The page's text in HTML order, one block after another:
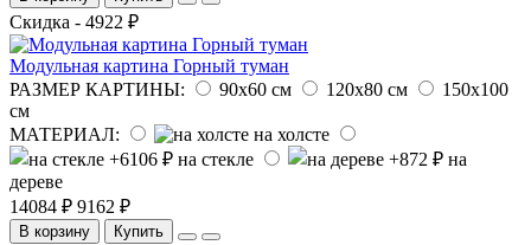
Скидка - 4922 ₽
Модульная картина Горный туман
РАЗМЕР КАРТИНЫ:
90х60 см 120х80 см
150х100
см
МАТЕРИАЛ:
на холсте
на стекле
на
дереве
14084 ₽ 9162 ₽
В корзину Купить